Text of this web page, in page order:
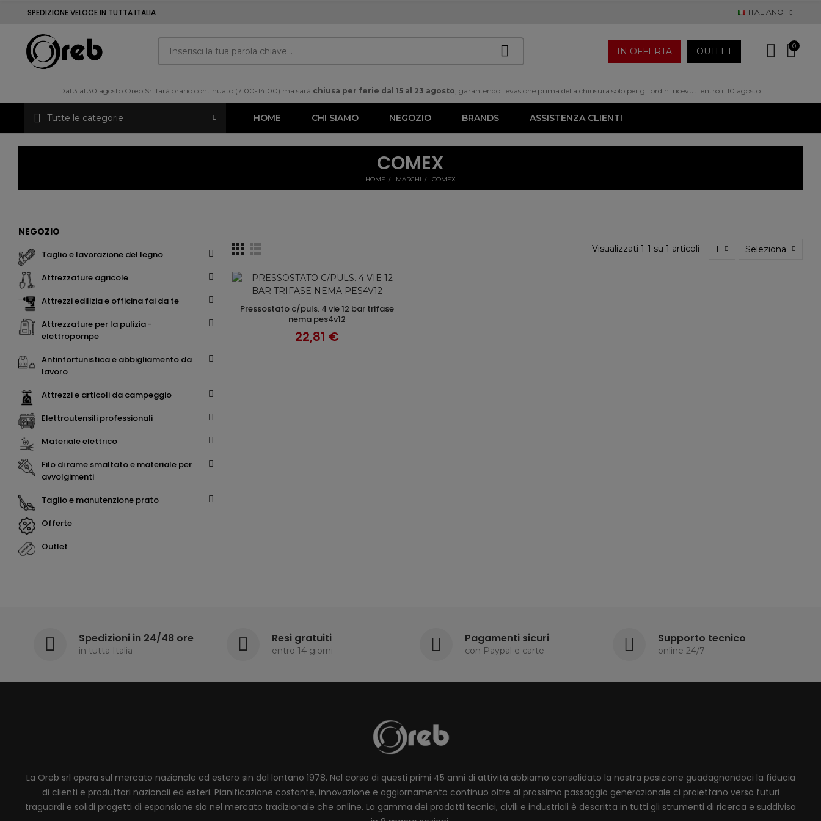
SPEDIZIONE VELOCE IN TUTTA ITALIA ITALIANO
IN OFFERTA OUTLET
0
Dal 3 al 30 agosto Oreb Srl farà orario continuato (7:00-14:00) ma sarà chiusa per ferie dal 15 al 23 agosto , garantendo l'evasione prima della chiusura solo per gli ordini ricevuti entro il 10 agosto.
Tutte le categorie HOME CHI SIAMO NEGOZIO BRANDS ASSISTENZA CLIENTI
COMEX
HOME MARCHI COMEX
Visualizzati 1-1 su 1 articoli 1 Seleziona
AGGIUNGI AL CARRELLO
pressostato c/puls. 4 vie 12 bar trifase
nema pes4v12
22,81 €
NEGOZIO
taglio e lavorazione del legno
attrezzature agricole
attrezzi edilizia e officina fai da te
attrezzature per la pulizia -
elettropompe
antinfortunistica e abbigliamento da
lavoro
attrezzi e articoli da campeggio
elettroutensili professionali
materiale elettrico
filo di rame smaltato e materiale per
avvolgimenti
taglio e manutenzione prato
offerte
outlet
Spedizioni in 24/48 ore
in tutta Italia
Resi gratuiti
entro 14 giorni
Pagamenti sicuri
con Paypal e carte
Supporto tecnico
online 24/7
La Oreb srl opera sul mercato nazionale ed estero sin dal lontano 1978. Nel corso di questi primi 45 anni di attività abbiamo consolidato la nostra posizione guadagnandoci la fiducia
di clienti e produttori nazionali ed esteri. Pianificazione costante, innovazione e aggiornamento continuo oltre al prossimo passaggio generazionale ci proiettano verso futuri
traguardi e solidi progetti di espansione sia nel mercato tradizionale che online. La gamma dei prodotti tecnici, civili e industriali è descritta in tutti gli strumenti di ricerca e suddivisa